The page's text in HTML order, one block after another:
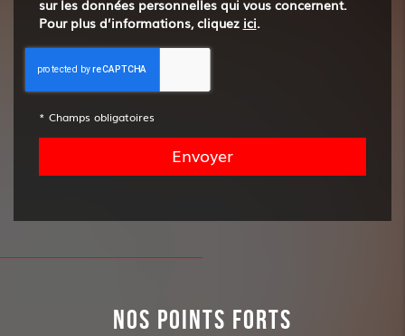
sur les données personnelles qui vous concernent.
Pour plus d’informations, cliquez ici.
* Champs obligatoires
NOS POINTS FORTS